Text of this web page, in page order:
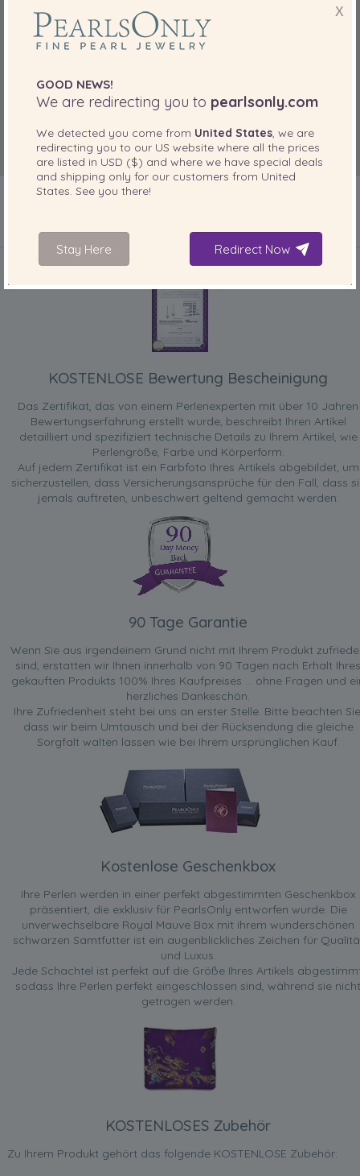
IN IHREM PRODUKT ENTHALTEN
KOSTENLOSE Bewertung Bescheinigung
Das Zertifikat, das von einem Perlenexperten mit über 10 Jahren
Bewertungserfahrung erstellt wurde, beschreibt Ihren Artikel
detailliert und spezifiziert technische Details zu Ihrem Artikel, wie
Perlengröße, Farbe und Körperform.
Auf jedem Zertifikat ist ein Farbfoto Ihres Artikels abgebildet, um
sicherzustellen, dass Versicherungsansprüche für den Fall, dass
jemals auftreten, unbeschwert geltend gemacht werden.
90 Tage Garantie
Wenn Sie aus irgendeinem Grund nicht mit Ihrem Produkt
sind, erstatten wir Ihnen innerhalb von 90 Tagen nach Erhalt Ihres
gekauften Produkts 100% Ihres Kaufpreises ... ohne Fragen und
herzliches Dankeschön.
Ihre Zufriedenheit steht bei uns an erster Stelle. Bitte beachten
dass wir beim Umtausch und bei der Rücksendung die gleiche
Sorgfalt walten lassen wie bei Ihrem ursprünglichen Kauf.
Kostenlose Geschenkbox
Ihre Perlen werden in einer perfekt abgestimmten Geschenkbox
präsentiert, die exklusiv für PearlsOnly entworfen wurde. Die
unverwechselbare Royal Mauve Box mit ihrem wunderschönen
schwarzen Samtfutter ist ein augenblickliches Zeichen für
und Luxus.
Jede Schachtel ist perfekt auf die Größe Ihres Artikels
sodass Ihre Perlen perfekt eingeschlossen sind, während sie nicht
getragen werden.
KOSTENLOSES Zubehör
Zu Ihrem Produkt gehört das folgende KOSTENLOSE Zubehör:
X
GOOD NEWS!
We are redirecting you to pearlsonly.com
We detected you come from United States, we are
redirecting you to our US website where all the prices
are listed in USD ($) and where we have special deals
and shipping only for our customers from United
States. See you there!
Stay Here Redirect Now